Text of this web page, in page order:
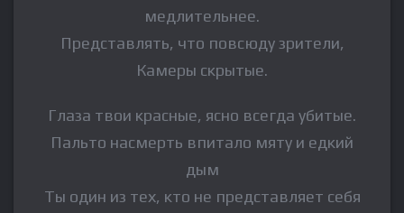
медлительнее.
Представлять, что повсюду зрители,
Камеры скрытые.
Глаза твои красные, ясно всегда убитые.
Пальто насмерть впитало мяту и едкий
дым
Ты один из тех, кто не представляет себя